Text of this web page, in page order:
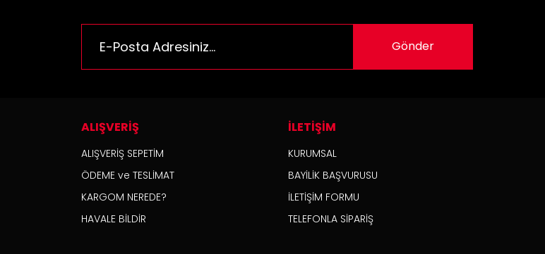
Gönder
ALIŞVERİŞ
ALIŞVERİŞ SEPETİM
ÖDEME ve TESLİMAT
KARGOM NEREDE?
HAVALE BİLDİR
İLETİŞİM
KURUMSAL
BAYİLİK BAŞVURUSU
İLETİŞİM FORMU
TELEFONLA SİPARİŞ